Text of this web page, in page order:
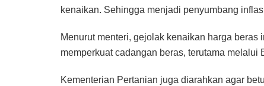
kenaikan. Sehingga menjadi penyumbang
Menurut menteri, gejolak kenaikan harga
memperkuat cadangan beras, terutama melalui
Kementerian Pertanian juga diarahkan agar